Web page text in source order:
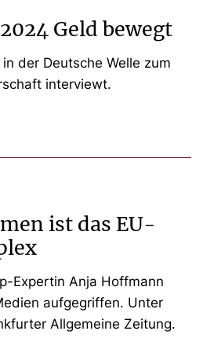
Geld bewegt
der Deutsche Welle zum
interviewt.
ist das EU-
Expertin Anja Hoffmann
aufgegriffen. Unter
Allgemeine Zeitung.